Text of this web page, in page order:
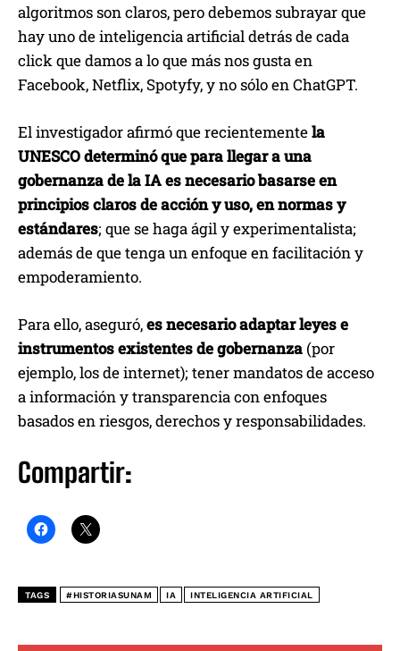
algoritmos son claros, pero debemos subrayar que
hay uno de inteligencia artificial detrás de cada
click que damos a lo que más nos gusta en
Facebook, Netflix, Spotyfy, y no sólo en ChatGPT.
El investigador afirmó que recientementela
UNESCO determinó que para llegar a una
gobernanza de la IA es necesario basarse en
principios claros de acción y uso, en normas y
estándares; que se haga ágil y experimentalista;
además de que tenga un enfoque en facilitación y
empoderamiento.
Para ello, aseguró,es necesario adaptar leyes e
instrumentos existentes de gobernanza (por
ejemplo, los de internet); tener mandatos de acceso
a información y transparencia con enfoques
basados en riesgos, derechos y responsabilidades.
Compartir:
TAGS #HISTORIASUNAM IA INTELIGENCIA ARTIFICIAL